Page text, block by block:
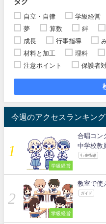
自立・自律 学級経営
夢
算数 絆
成長
行事指導
材料と加工
理科
注意ポイント
保護者
今週のアクセスランキング
学級経営
合唱コン
中学校教
行事指導
学級経営
教室で使
ガイド